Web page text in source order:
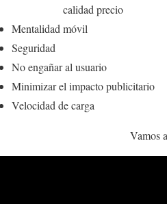
calidad precio
Mentalidad móvil
Seguridad
No engañar al usuario
Minimizar el impacto publicitario
Velocidad de carga
Vamos